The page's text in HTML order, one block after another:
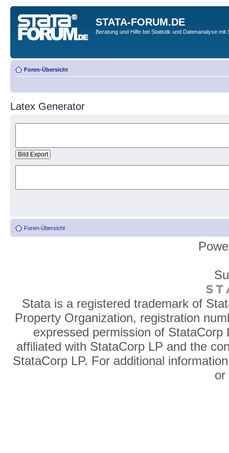
STATA-FORUM.DE
Beratung und Hilfe bei Statistik und Datenanalyse mit
Foren-Übersicht
Latex Generator
Foren-Übersicht
Stata is a registered trademark of
Property Organization, registration
expressed permission of
affiliated with StataCorp LP and the
StataCorp LP. For additional
or